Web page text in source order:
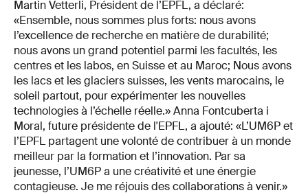
Martin Vetterli, Président de l’EPFL, a déclaré:
«Ensemble, nous sommes plus forts: nous avons
l’excellence de recherche en matière de durabilité;
nous avons un grand potentiel parmi les facultés, les
centres et les labos, en Suisse et au Maroc; Nous avons
les lacs et les glaciers suisses, les vents marocains, le
soleil partout, pour expérimenter les nouvelles
technologies à l’échelle réelle.» Anna Fontcuberta i
Moral, future présidente de l'EPFL, a ajouté: «L’UM6P et
l’EPFL partagent une volonté de contribuer à un monde
meilleur par la formation et l’innovation. Par sa
jeunesse, l’UM6P a une créativité et une énergie
contagieuse. Je me réjouis des collaborations à venir.»